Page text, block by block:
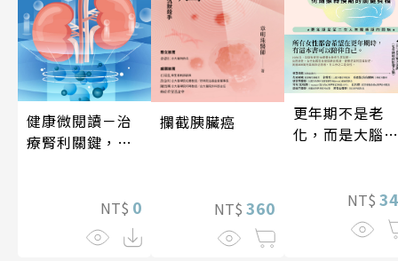
健康微閱讀－治
療腎利關鍵，血
NT$ 0
攔截胰臟癌
NT$ 360
更年期不是老
化，而是大腦重
NT$